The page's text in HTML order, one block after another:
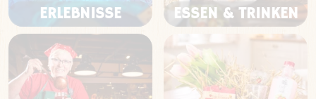
ERLEBNISSE ESSEN & TRINKEN